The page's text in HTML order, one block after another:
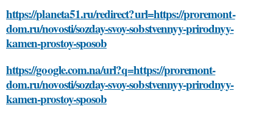
https://planeta51.ru/redirect?url=https://proremont-
dom.ru/novosti/sozday-svoy-sobstvennyy-prirodnyy-
kamen-prostoy-sposob
https://google.com.na/url?q=https://proremont-
dom.ru/novosti/sozday-svoy-sobstvennyy-prirodnyy-
kamen-prostoy-sposob